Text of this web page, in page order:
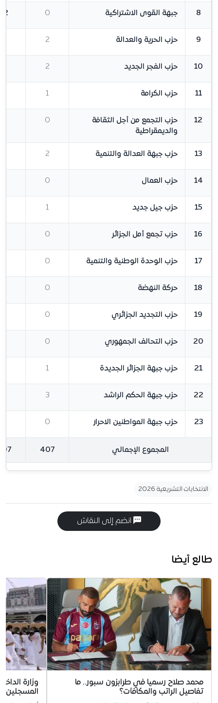
8 جبهة القوى الاشتراكية 0
12
9 حزب الحرية والعدالة 2
10 حزب الفجر الجديد 2
11 حزب الكرامة 1
12
حزب التجمع من أجل الثقافة
والديمقراطية
0
13 حزب جبهة العدالة والتنمية 2
14 حزب العمال 0
15 حزب جيل جديد 1
16 حزب تجمع أمل الجزائر 0
17 حزب الوحدة الوطنية والتنمية 0
18 حركة النهضة 0
19 حزب التجديد الجزائري 0
20 حزب التحالف الجمهوري 0
21 حزب جبهة الجزائر الجديدة 1
22 حزب جبهة الحكم الراشد 3
23 حزب جبهة المواطنين الاحرار 0
المجموع الإجمالي 407
الانتخابات التشريعية 2026
انضم إلى النقاش
طالع أيضا
محمد صلاح رسميا في طرابزون سبور.. ما
تفاصيل الراتب والمكافآت؟
وزارة
المسجلين